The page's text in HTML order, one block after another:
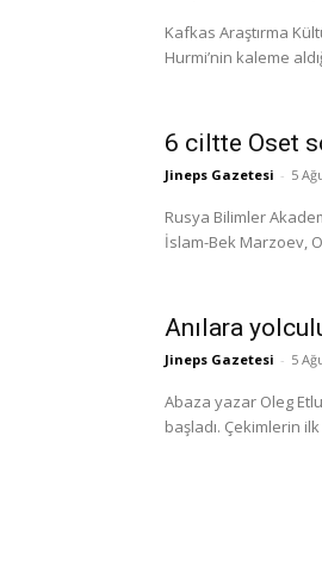
Kafkas Araştırma
Hurmi’nin kaleme
6 ciltte Oset
Jineps Gazetesi - 5
Rusya Bilimler
İslam-Bek Marzoev,
Anılara
Jineps Gazetesi - 5
Abaza yazar Oleg
başladı. Çekimlerin